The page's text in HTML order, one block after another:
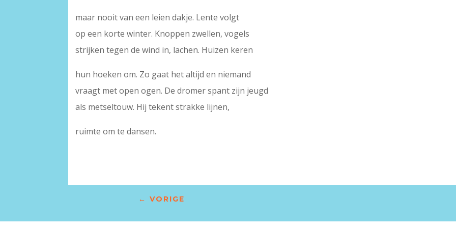
maar nooit van een leien dakje. Lente volgt
op een korte winter. Knoppen zwellen, vogels
strijken tegen de wind in, lachen. Huizen keren
hun hoeken om. Zo gaat het altijd en niemand
vraagt met open ogen. De dromer spant zijn jeugd
als metseltouw. Hij tekent strakke lijnen,
ruimte om te dansen.
← VORIGE